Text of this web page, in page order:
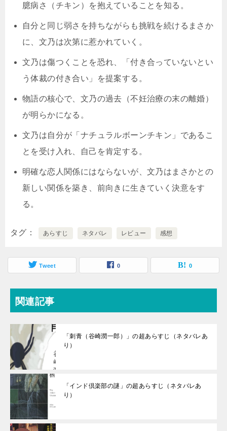
臆病さ（チキン）を抱えていることを知る。
自分と同じ弱さを持ちながらも挑戦を続けるまさか
に、文乃は次第に惹かれていく。
文乃は傷つくことを恐れ、「付き合っていないとい
う体裁の付き合い」を提案する。
物語の核心で、文乃の過去（不妊治療の末の離婚）
が明らかになる。
文乃は自分が「ナチュラルボーンチキン」であるこ
とを受け入れ、自己を肯定する。
明確な恋人関係にはならないが、文乃はまさかとの
新しい関係を築き、前向きに生きていく決意をす
る。
タグ あらすじ ネタバレ レビュー 感想
Tweet 0 0
関連記事
「刺青（谷崎潤一郎）」の超あらすじ（ネタバレあ
り）
「インド倶楽部の謎」の超あらすじ（ネタバレあ
り）